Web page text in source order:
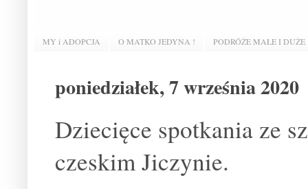
MY i ADOPCJA O MATKO JEDYNA ! PODRÓŻE MAŁE I DUŻE
poniedziałek, 7 września 2020
Dziecięce spotkania ze
czeskim Jiczynie.